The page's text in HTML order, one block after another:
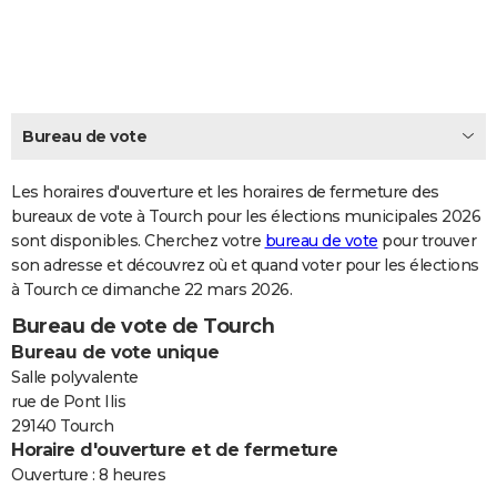
Carte de Noël
Carte Bonne année
Carte Saint-Valentin
Carte Pâques
Carte d'anniversaire
DICTIONNAIRE
Dictionnaire
Biographies
Citations
Expressions
Proverbes
PROGRAMME TV
COPAINS D'AVANT
S'inscrire
Se connecter
Lycées
Collèges
Primaires
Universités
Entreprises
Service militaire
Avis de recherche
AVIS DE DÉCÈS
FORUM
Bricolage
Lifestyle
Culture
Sport
Auto
Television
Voyage
Cinema
Bureau de vote
Les horaires d'ouverture et les horaires de fermeture des
bureaux de vote à Tourch pour les élections municipales 2026
sont disponibles. Cherchez votre bureau de vote pour trouver
son adresse et découvrez où et quand voter pour les élections
à Tourch ce dimanche 22 mars 2026.
Bureau de vote de Tourch
Bureau de vote unique
Salle polyvalente
rue de Pont Ilis
29140 Tourch
Horaire d'ouverture et de fermeture
Ouverture : 8 heures